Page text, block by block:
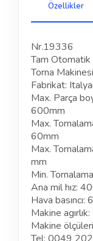
Özellikler
Nr.19336
Tam
Torna Makinesi
Fabrikat:
Max. Parça
600mm
Max.
60mm
Max.
mm
Min.
Ana mil hız:
Hava basıncı:
Makine
Makine